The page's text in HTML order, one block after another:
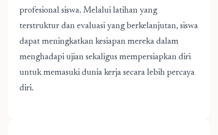
profesional siswa. Melalui latihan yang
terstruktur dan evaluasi yang berkelanjutan, siswa
dapat meningkatkan kesiapan mereka dalam
menghadapi ujian sekaligus mempersiapkan diri
untuk memasuki dunia kerja secara lebih percaya
diri.